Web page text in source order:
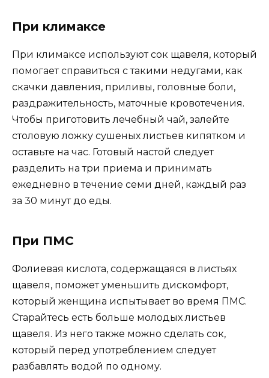
При климаксе
При климаксе используют сок щавеля, который
помогает справиться с такими недугами, как
скачки давления, приливы, головные боли,
раздражительность, маточные кровотечения.
Чтобы приготовить лечебный чай, залейте
столовую ложку сушеных листьев кипятком и
оставьте на час. Готовый настой следует
разделить на три приема и принимать
ежедневно в течение семи дней, каждый раз
за 30 минут до еды.
При ПМС
Фолиевая кислота, содержащаяся в листьях
щавеля, поможет уменьшить дискомфорт,
который женщина испытывает во время ПМС.
Старайтесь есть больше молодых листьев
щавеля. Из него также можно сделать сок,
который перед употреблением следует
разбавлять водой по одному.